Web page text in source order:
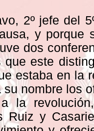
2º jefe del
y porque
dos
que este
estaba en la
su nombre los
a la
Ruiz y